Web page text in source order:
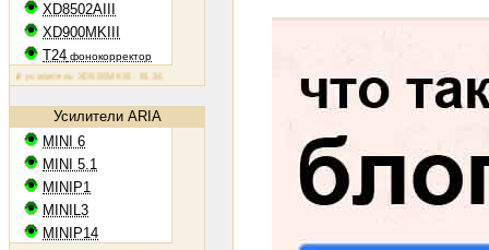
XD8502AIII
XD900MKIII
T24 фонокорректор
XD500MKIII: EL34, 2х50 Вт Ламповый усилитель XD800MKIII: KT88, 2х65 Вт Ламповый
Усилители ARIA
MINI 6
MINI 5.1
MINIP1
MINIL3
MINIP14